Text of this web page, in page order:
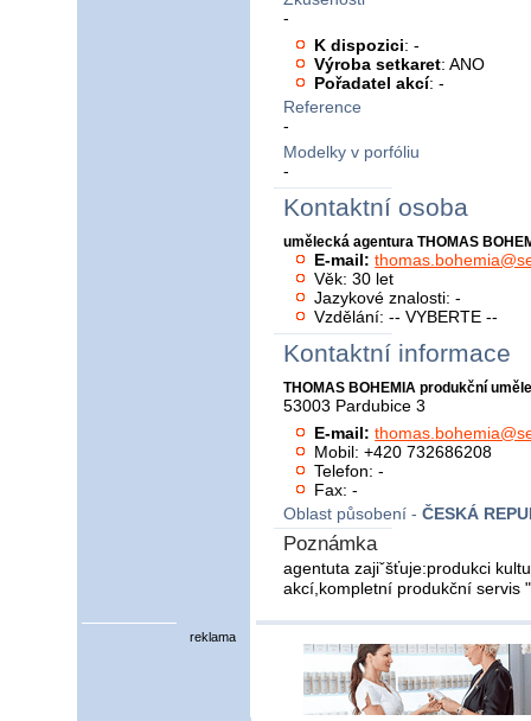
-
K dispozici: -
Výroba setkaret: ANO
Pořadatel akcí: -
Reference
-
Modelky v porfóliu
-
Kontaktní osoba
umělecká agentura THOMAS
E-mail:
Věk: 30 let
Jazykové znalosti: -
Vzdělání: -- VYBERTE --
Kontaktní informace
THOMAS BOHEMIA produkční
53003 Pardubice 3
E-mail:
Mobil: +420 732686208
Telefon: -
Fax: -
Oblast působení - ČESKÁ
Poznámka
agentuta zajiˇšťuje:produkci
akcí,kompletní produkční servis
reklama